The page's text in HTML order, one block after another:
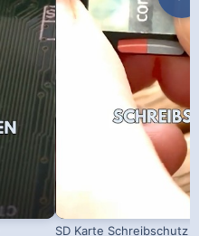
SD Karte Schreibschutz